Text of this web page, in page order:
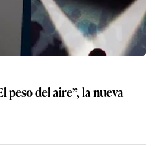
peso del aire”, la nueva